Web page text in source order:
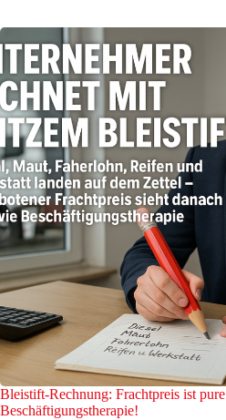
Bleistift-Rechnung: Frachtpreis ist pure
Beschäftigungstherapie!